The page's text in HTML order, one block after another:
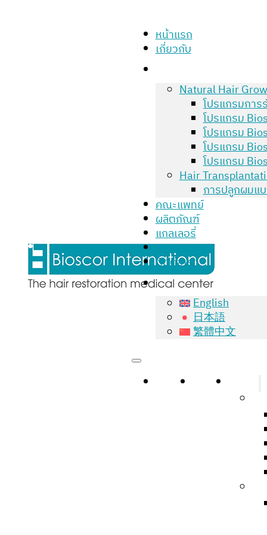
หน้าแรก
เกี่ยวกับ
Natural Hair
โปรแกรมกา
โปรแกรม
โปรแกรม
โปรแกรม
โปรแกรม
Hair
การปลูกผมแ
คณะแพทย์
ผลิตภัณฑ์
แกลเลอรี่
บทความ
ติดต่อเรา
English
日本語
繁體中文
หน้าแรก เกี่ยวกับ